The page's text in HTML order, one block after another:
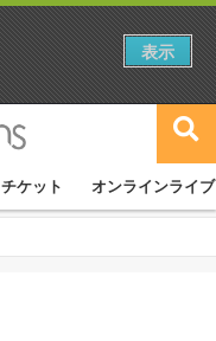
チケット オンラインライブ
表示